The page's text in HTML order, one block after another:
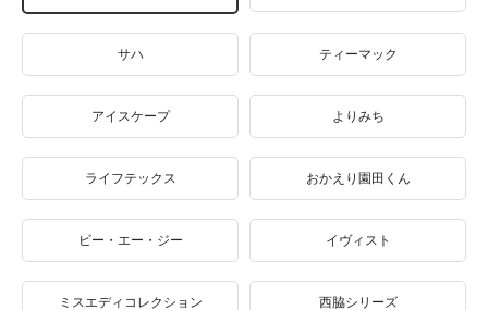
サハ ティーマック
アイスケープ よりみち
ライフテックス おかえり園田くん
ビー・エー・ジー イヴィスト
ミスエディコレクション 西脇シリーズ